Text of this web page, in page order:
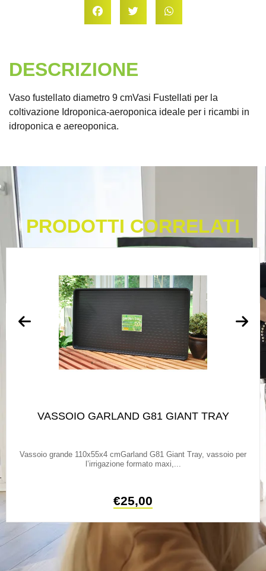
DESCRIZIONE
Vaso fustellato diametro 9 cmVasi Fustellati per la
coltivazione Idroponica-aeroponica ideale per i ricambi in
idroponica e aereoponica.
PRODOTTI CORRELATI
VASSOIO GARLAND G81 GIANT TRAY
Vassoio grande 110x55x4 cmGarland G81 Giant Tray, vassoio per
l’irrigazione formato maxi,...
€25,00